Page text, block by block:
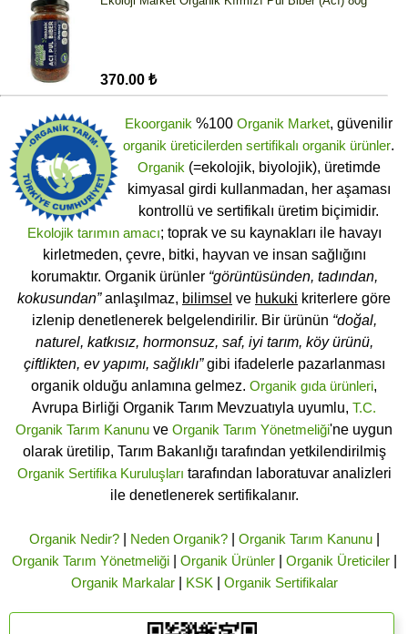
370.00 ₺
Ekoorganik %100 Organik Market, güvenilir
organik üreticilerden sertifikalı organik ürünler.
Organik (=ekolojik, biyolojik), üretimde
kimyasal girdi kullanmadan, her aşaması
kontrollü ve sertifikalı üretim biçimidir.
Ekolojik tarımın amacı; toprak ve su kaynakları ile havayı
kirletmeden, çevre, bitki, hayvan ve insan sağlığını
korumaktır. Organik ürünler “görüntüsünden, tadından,
kokusundan”anlaşılmaz, bilimsel ve hukuki kriterlere göre
izlenip denetlenerek belgelendirilir. Bir ürünün “doğal,
naturel, katkısız, hormonsuz, saf, iyi tarım, köy ürünü,
çiftlikten, ev yapımı, sağlıklı”gibi ifadelerle pazarlanması
organik olduğu anlamına gelmez. Organik gıda ürünleri,
Avrupa Birliği Organik Tarım Mevzuatıyla uyumlu, T.C.
Organik Tarım Kanunu ve Organik Tarım Yönetmeliği'ne uygun
olarak üretilip, Tarım Bakanlığı tarafından yetkilendirilmiş
Organik Sertifika Kuruluşları tarafından laboratuvar analizleri
ile denetlenerek sertifikalanır.
Organik Nedir?| Neden Organik?| Organik Tarım Kanunu|
Organik Tarım Yönetmeliği| Organik Ürünler| Organik Üreticiler|
Organik Markalar| KSK Organik Sertifikalar